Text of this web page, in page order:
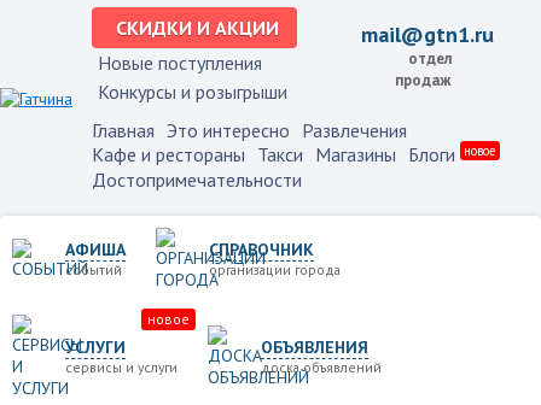
СКИДКИ И АКЦИИ
Новые поступления
Конкурсы и розыгрыши
mail@gtn1.ru
отдел
продаж
Главная Это интересно Развлечения
Кафе и рестораны Такси Магазины Блоги новое
Достопримечательности
АФИША
событий
СПРАВОЧНИК
организации города
УСЛУГИ
сервисы и услуги
новое
ОБЪЯВЛЕНИЯ
доска объявлений